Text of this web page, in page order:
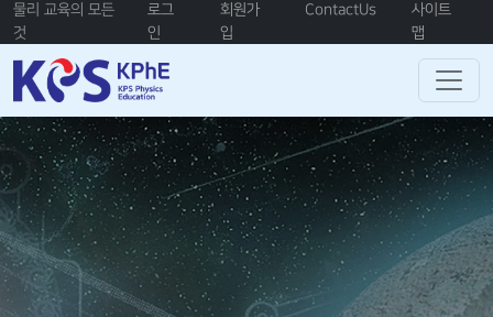
물리 교육의 모든
것
로그
인
회원가
입
ContactUs
사이트
맵